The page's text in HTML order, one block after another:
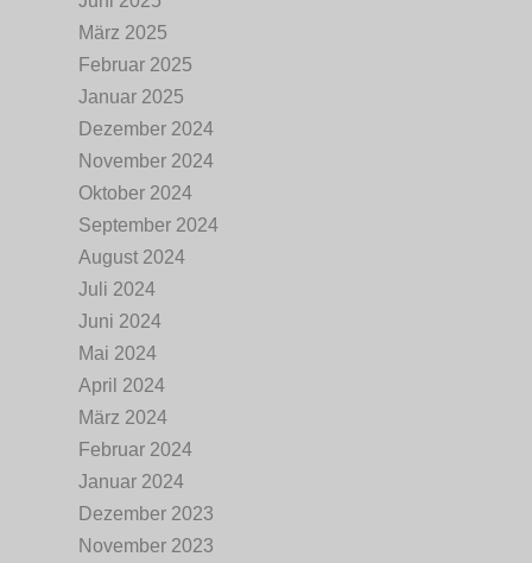
März 2025
Februar 2025
Januar 2025
Dezember 2024
November 2024
Oktober 2024
September 2024
August 2024
Juli 2024
Juni 2024
Mai 2024
April 2024
März 2024
Februar 2024
Januar 2024
Dezember 2023
November 2023